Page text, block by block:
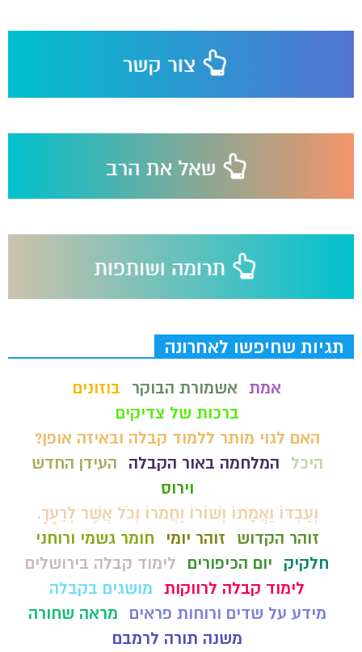
תגיות שחיפשו לאחרונה
אמת אשמורת הבוקר
בוזונים
ברכות של צדיקים
האם לגוי מותר ללמוד קבלה ובאיזה אופן?
היכל
המלחמה באור הקבלה
העידן החדש
וירוס
וְעַבְדּוֹ וַאֲמָתוֹ וְשׁוֹרוֹ וַחֲמֹרוֹ וְכֹל אֲשֶׁר לְרֵעֶךָ.
זוהר הקדוש
זוהר יומי
חומר גשמי ורוחני
חלקיק
יום הכיפורים
לימוד קבלה בירושלים
לימוד קבלה לרווקות מושגים בקבלה
מידע על שדים ורוחות פראים
מראה שחורה
משנה תורה לרמבם